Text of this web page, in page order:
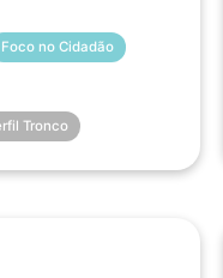
Foco no Cidadão
Tronco